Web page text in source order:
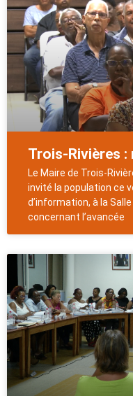
Trois-Rivières :
Le Maire de Trois-
invité la population ce
d’information, à la
concernant l’avancée